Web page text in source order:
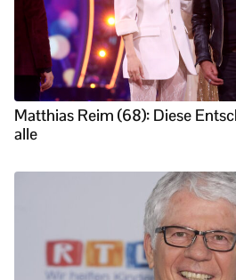
Matthias Reim (68): Diese
alle